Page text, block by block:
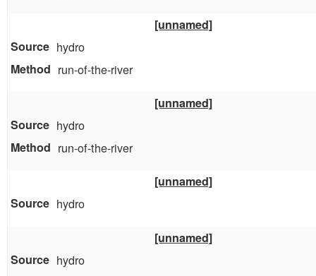
[unnamed]
hydro
run-of-the-river
[unnamed]
hydro
run-of-the-river
[unnamed]
hydro
[unnamed]
hydro